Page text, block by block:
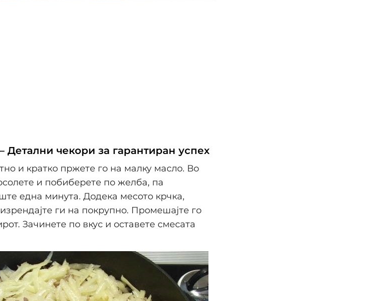
Детални чекори за гарантиран успех
и кратко пржете го на малку масло. Во
и побиберете по желба, па
една минута. Додека месото крчка,
ги на покрупно. Промешајте го
Зачинете по вкус и оставете смесата